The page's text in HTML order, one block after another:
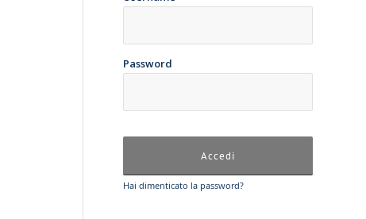
Password
Hai dimenticato la password?